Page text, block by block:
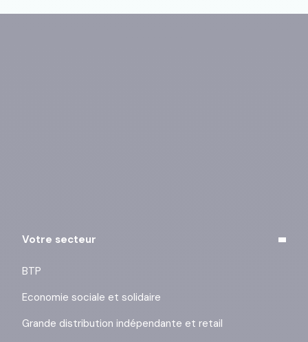
Votre secteur
BTP
Economie sociale et solidaire
Grande distribution indépendante et retail